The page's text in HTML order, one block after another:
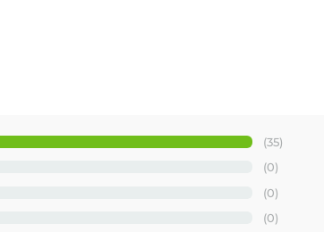
(35)
(0)
(0)
(0)